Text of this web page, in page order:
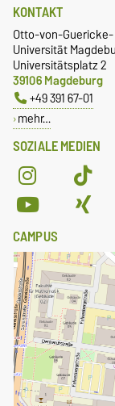
SOZIALE MEDIEN
KONTAKT
Otto-von-Guericke-
Universität
Universitätsplatz 2
39106 Magdeburg
+49 391 67-01
mehr…
CAMPUS